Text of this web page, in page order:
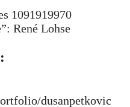
1091919970
René Lohse
dusanpetkovic